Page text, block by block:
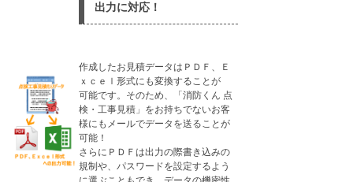
出力に対応！ ​ ​
作成したお見積データはＰＤＦ、Ｅ
ｘｃｅｌ形式にも変換することが
可能です。そのため、「消防くん 点
検・工事見積」をお持ちでないお客
様にもメールでデータを送ることが
可能！
さらにＰＤＦは出力の際書き込みの
規制や、パスワードを設定するよう